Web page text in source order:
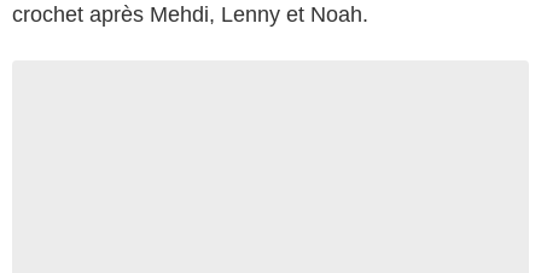
crochet après Mehdi, Lenny et Noah.